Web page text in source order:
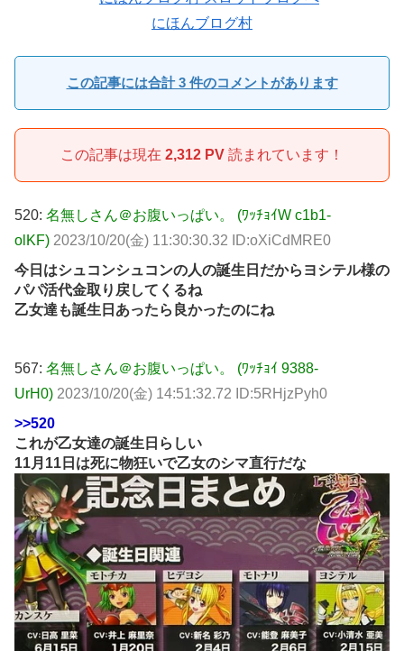
にほんブログ村
この記事には合計 3 件のコメントがあります
この記事は現在 2,312 PV 読まれています！
520: 名無しさん＠お腹いっぱい。 (ﾜｯﾁｮｲW c1b1-
olKF) 2023/10/20(金) 11:30:30.32 ID:oXiCdMRE0
今日はシュコンシュコンの人の誕生日だからヨシテル様の
パパ活代金取り戻してくるね
乙女達も誕生日あったら良かったのにね
567: 名無しさん＠お腹いっぱい。 (ﾜｯﾁｮｲ 9388-
UrH0) 2023/10/20(金) 14:51:32.72 ID:5RHjzPyh0
>>520
これが乙女達の誕生日らしい
11月11日は死に物狂いで乙女のシマ直行だな